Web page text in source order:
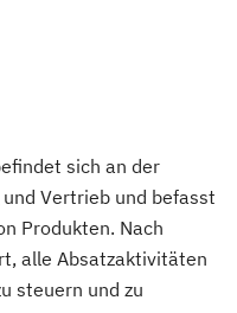
sich an der
Vertrieb und befasst
Produkten. Nach
alle Absatzaktivitäten
steuern und zu